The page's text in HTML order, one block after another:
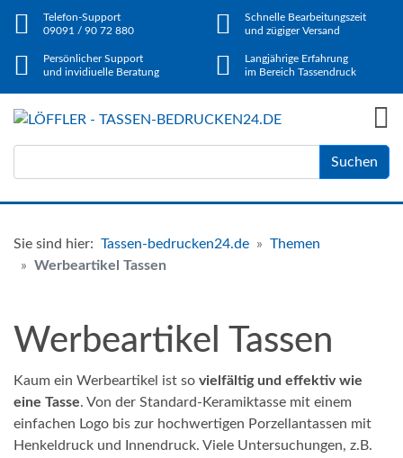
Telefon-Support
09091 / 90 72 880
Schnelle Bearbeitungszeit
und zügiger Versand
Persönlicher Support
und invidiuelle Beratung
Langjährige Erfahrung
im Bereich Tassendruck
Suchen
Sie sind hier: Tassen-bedrucken24.de
Themen
Werbeartikel Tassen
Werbeartikel Tassen
Kaum ein Werbeartikel ist so vielfältig und effektiv wie
eine Tasse. Von der Standard-Keramiktasse mit einem
einfachen Logo bis zur hochwertigen Porzellantassen mit
Henkeldruck und Innendruck. Viele Untersuchungen, z.B.